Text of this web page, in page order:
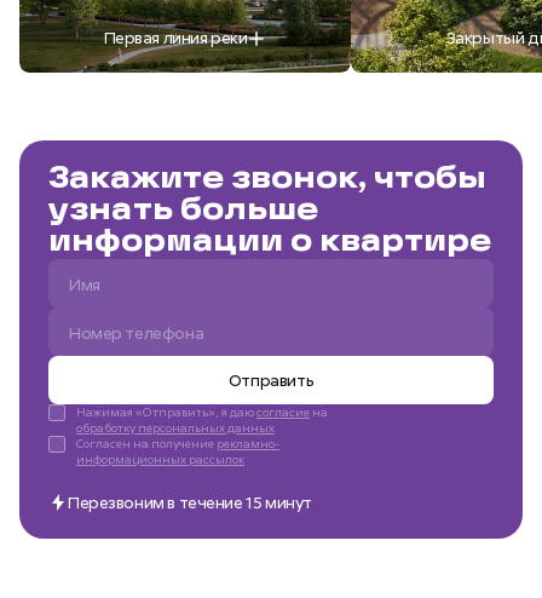
Первая линия реки Закрытый
Закажите звонок, чтобы
узнать больше
информации о квартире
Отправить
Нажимая «Отправить», я даюсогласие на
обработку персональных данных
Согласен на получение рекламно-
информационных рассылок
Перезвоним в течение 15 минут